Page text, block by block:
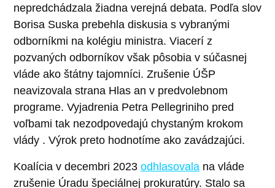
nepredchádzala žiadna verejná debata. Podľa slov
Borisa Suska prebehla diskusia s vybranými
odborníkmi na kolégiu ministra. Viacerí z
pozvaných odborníkov však pôsobia v súčasnej
vláde ako štátny tajomníci. Zrušenie ÚŠP
neavizovala strana Hlas an v predvolebnom
programe. Vyjadrenia Petra Pellegriniho pred
voľbami tak nezodpovedajú chystaným krokom
vlády . Výrok preto hodnotíme ako zavádzajúci.
Koalícia v decembri 2023 odhlasovala na vláde
zrušenie Úradu špeciálnej prokuratúry. Stalo sa